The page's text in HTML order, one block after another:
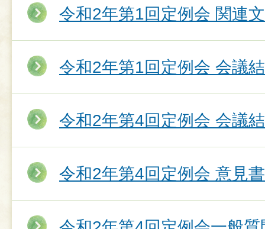
令和2年第1回定例会 関連
令和2年第1回定例会 会議
令和2年第4回定例会 会議
令和2年第4回定例会 意見